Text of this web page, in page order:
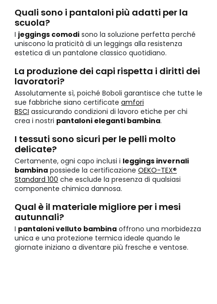
Quali sono i pantaloni più adatti per la
scuola?
I jeggings comodi sono la soluzione perfetta perché
uniscono la praticità di un leggings alla resistenza
estetica di un pantalone classico quotidiano.
La produzione dei capi rispetta i diritti dei
lavoratori?
Assolutamente sì, poiché Boboli garantisce che tutte le
sue fabbriche siano certificate amfori
BSCI assicurando condizioni di lavoro etiche per chi
crea i nostri pantaloni eleganti bambina.
I tessuti sono sicuri per le pelli molto
delicate?
Certamente, ogni capo inclusi i leggings invernali
bambina possiede la certificazione OEKO-TEX®
Standard 100 che esclude la presenza di qualsiasi
componente chimica dannosa.
Qual è il materiale migliore per i mesi
autunnali?
I pantaloni velluto bambina offrono una morbidezza
unica e una protezione termica ideale quando le
giornate iniziano a diventare più fresche e ventose.